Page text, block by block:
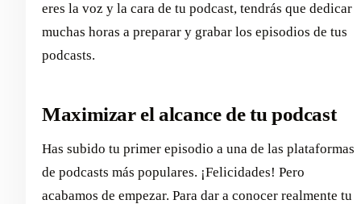
eres la voz y la cara de tu podcast, tendrás que dedicar
muchas horas a preparar y grabar los episodios de tus
podcasts.
Maximizar el alcance de tu podcast
Has subido tu primer episodio a una de las plataformas
de podcasts más populares. ¡Felicidades! Pero
acabamos de empezar. Para dar a conocer realmente tu